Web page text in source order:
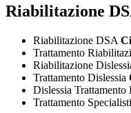
Riabilitazione
Riabilitazione DSA
Trattamento
Riabilitazione
Trattamento Dislessia
Dislessia
Trattamento